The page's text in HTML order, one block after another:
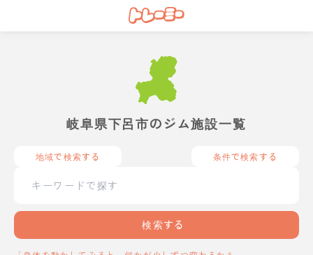
岐阜県下呂市のジム施設一覧
地域で検索する 条件で検索する
検索する